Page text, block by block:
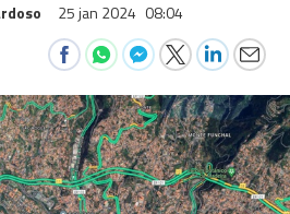
25 jan 2024 08:04